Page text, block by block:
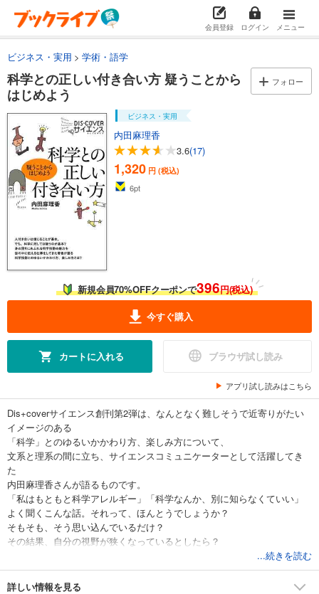
会員登録 ログイン メニュー
ビジネス・実用 学術・語学
科学との正しい付き合い方 疑うことから
はじめよう
フォロー
ビジネス・実用
内田麻理香
3.6(17)
1,320 円 (税込)
6pt
新規会員70%OFFクーポンで396円(税込)
今すぐ購入
カートに入れる ブラウザ試し読み
アプリ試し読みはこちら
Dis+coverサイエンス創刊第2弾は、なんとなく難しそうで近寄りがたい
イメージのある
「科学」とのゆるいかかわり方、楽しみ方について、
文系と理系の間に立ち、サイエンスコミュニケーターとして活躍してき
た
内田麻理香さんが語るものです。
「私はもともと科学アレルギー」「科学なんか、別に知らなくていい」
よく聞くこんな話。それって、ほんとうでしょうか？
そもそも、そう思い込んでいるだけ？
その結果、自分の視野が狭くなっているとしたら？
あたりまえを疑うことから、科学との付き合いがはじまります。
身のまわりにあふれている科学技術の種を拾うだけで、
「新しい扉」が開かれ、あなたの毎日は変わることでしょう。
...続きを読む
詳しい情報を見る